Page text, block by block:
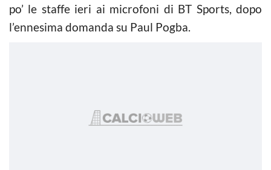
po’ le staffe ieri ai microfoni di BT Sports, dopo
l’ennesima domanda su Paul Pogba.